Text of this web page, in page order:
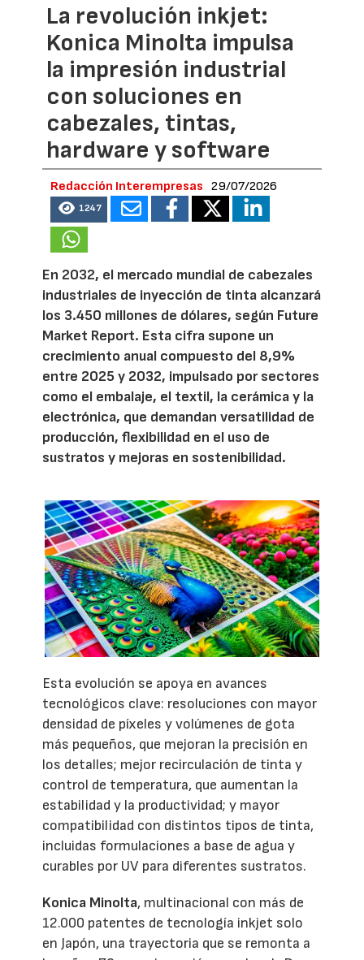
La revolución inkjet:
Konica Minolta impulsa
la impresión industrial
con soluciones en
cabezales, tintas,
hardware y software
Redacción Interempresas 29/07/2026
1247
En 2032, el mercado mundial de cabezales
industriales de inyección de tinta alcanzará
los 3.450 millones de dólares, según Future
Market Report. Esta cifra supone un
crecimiento anual compuesto del 8,9%
entre 2025 y 2032, impulsado por sectores
como el embalaje, el textil, la cerámica y la
electrónica, que demandan versatilidad de
producción, flexibilidad en el uso de
sustratos y mejoras en sostenibilidad.
Esta evolución se apoya en avances
tecnológicos clave: resoluciones con mayor
densidad de píxeles y volúmenes de gota
más pequeños, que mejoran la precisión en
los detalles; mejor recirculación de tinta y
control de temperatura, que aumentan la
estabilidad y la productividad; y mayor
compatibilidad con distintos tipos de tinta,
incluidas formulaciones a base de agua y
curables por UV para diferentes sustratos.
Konica Minolta, multinacional con más de
12.000 patentes de tecnología inkjet solo
en Japón, una trayectoria que se remonta a